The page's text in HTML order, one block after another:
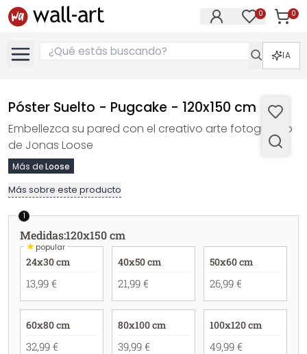
0 0
IA
Póster Suelto - Pugcake - 120x150 cm
Embellezca su pared con el creativo arte fotográfico
de Jonas Loose
Más deLoose
Más sobre este producto
1
Medidas:120x150 cm
★popular
24x30 cm
13,99 €
40x50 cm
21,99 €
50x60 cm
26,99 €
60x80 cm
32,99 €
80x100 cm
39,99 €
100x120 cm
49,99 €